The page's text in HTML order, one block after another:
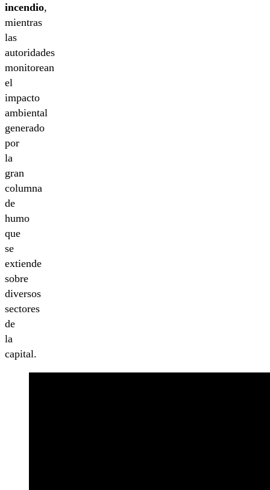
incendio,
mientras
las
autoridades
monitorean
el
impacto
ambiental
generado
por
la
gran
columna
de
humo
que
se
extiende
sobre
diversos
sectores
de
la
capital.